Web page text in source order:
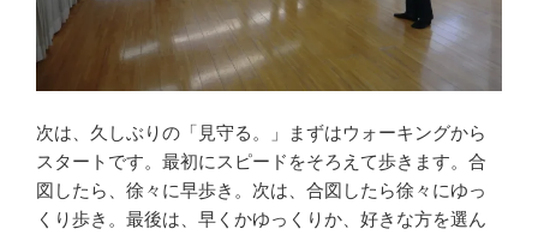
次は、久しぶりの「見守る。」まずはウォーキングから
スタートです。最初にスピードをそろえて歩きます。合
図したら、徐々に早歩き。次は、合図したら徐々にゆっ
くり歩き。最後は、早くかゆっくりか、好きな方を選ん